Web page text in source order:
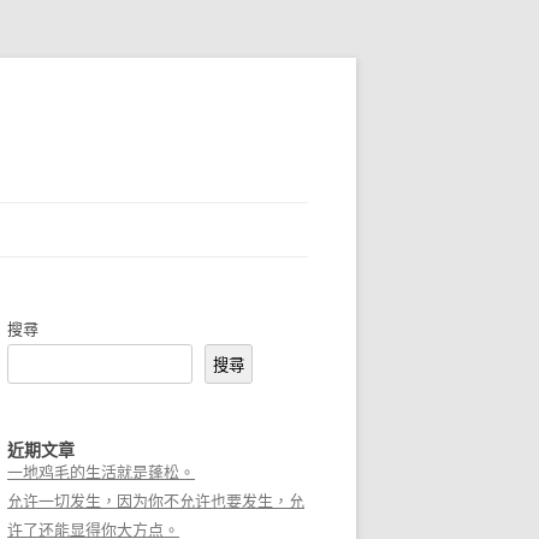
搜尋
搜尋
近期文章
一地鸡毛的生活就是蓬松。
允许一切发生，因为你不允许也要发生，允
许了还能显得你大方点。